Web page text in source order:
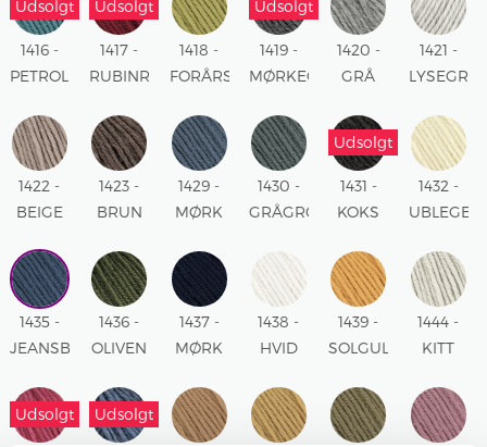
Udsolgt
1416 -
PETROL
Udsolgt
1417 -
RUBINRØD
1418 -
FORÅRSGRØN
Udsolgt
1419 -
MØRKEGRÅ
1420 -
GRÅ
1421 -
LYSEGRÅ
1422 -
BEIGE
1423 -
BRUN
1429 -
MØRK
1430 -
GRÅGRØN
Udsolgt
1431 -
KOKS
1432 -
UBLEGET
1435 -
JEANSBLÅ
1436 -
OLIVEN
1437 -
MØRK
1438 -
HVID
1439 -
SOLGUL
1444 -
KITT
Udsolgt Udsolgt